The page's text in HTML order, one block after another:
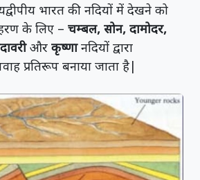
भारत की नदियों में देखने को
के लिए – चम्बल, सोन, दामोदर,
और कृष्णानदियों द्वारा
प्रतिरूप बनाया जाता है|